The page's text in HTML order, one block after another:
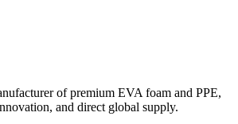
of premium EVA foam and PPE,
and direct global supply.